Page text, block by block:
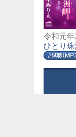
令和元
ひとり